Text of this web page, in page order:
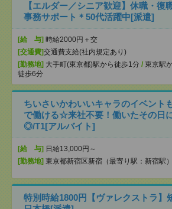
【エルダー／シニア歓迎】休職・復
事務サポート＊50代活躍中[派遣]
[給 与] 時給2000円＋交
[交通費]交通費支給(社内規定あり)
[勤務地] 大手町(東京都)駅から徒歩1分 / 東京駅
徒歩6分
ちいさいかわいいキャラのイベント
で働ける☆来社不要！働いたその日
◎/T1[アルバイト]
[給 与] 日給13,000円～
[勤務地] 東京都新宿区新宿（最寄り駅：新宿駅）
特別時給1800円【ヴァレクストラ